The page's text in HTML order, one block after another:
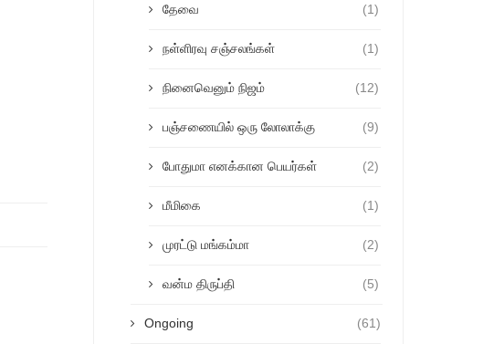
தேவை (1)
நள்ளிரவு சஞ்சலங்கள் (1)
நினைவெனும் நிஜம் (12)
பஞ்சணையில் ஒரு லோலாக்கு (9)
போதுமா எனக்கான பெயர்கள் (2)
மீமிகை (1)
முரட்டு மங்கம்மா (2)
வன்ம திருப்தி (5)
Ongoing (61)